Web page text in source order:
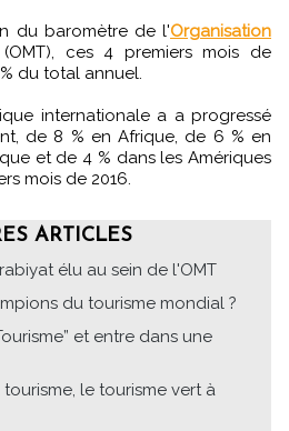
du baromètre de l'Organisation
ces 4 premiers mois de
du total annuel.
internationale a a progressé
de 8 % en Afrique, de 6 % en
et de 4 % dans les Amériques
mois de 2016.
ARTICLES
élu au sein de l'OMT
du tourisme mondial ?
et entre dans une
le tourisme vert à